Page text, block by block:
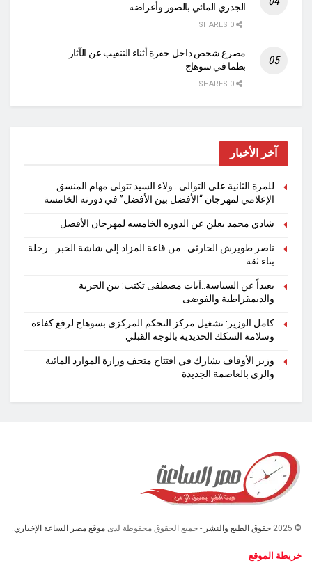
الجدري المائي بالصور وأعراضه
مصرع شخص داخل حفرة أثناء التنقيب عن الآثار
بطما في سوهاج
آخر الأخبار
للمرة الثانية على التوالي.. ولاء السيد تتولى مهام المنسق
الإعلامي لمهرجان “الأفضل بين الأفضل” في دورته الخامسة
شادي محمد يعلن عن الدوره الخامسه لمهرجان الأفضل
ناصر طويرش الحارثي.. من قاعة المزاد إلى شاشة الخبر… رحلة
بناء ثقة
بعيداً عن السياسة..آيات مصطفى تكتب: بين الحرية
والديمقراطية والفوضى
كامل الوزير: تشغيل مركز التحكم المركزي بسوهاج لرفع كفاءة
وسلامة السكك الحديدية بالوجه القبلي
وزير الأوقاف يشارك في افتتاح متحف وزارة الموارد المائية
والري بالعاصمة الجديدة
© 2025 حقوق الطبع والنشر - جميع الحقوق محفوظة لدى موقع مصر الساعة الإخباري.
خريطة الموقع